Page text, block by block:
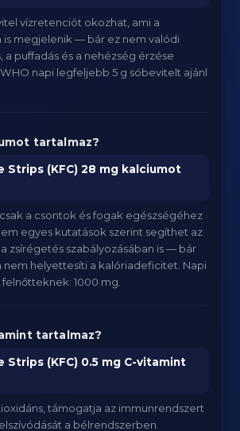
vízretenciót okozhat, ami a
is megjelenik — bár ez nem valódi
a puffadás és a nehézség érzése
napi legfeljebb 5 g sóbevitelt ajánl
tartalmaz?
Strips (KFC) 28 mg kalciumot
a csontok és fogak egészségéhez
egyes kutatások szerint segíthet az
zsírégetés szabályozásában is — bár
nem helyettesíti a kalóriadeficitet. Napi
1000 mg.
tartalmaz?
Strips (KFC) 0.5 mg C-vitamint
támogatja az immunrendszert
a bélrendszerben.